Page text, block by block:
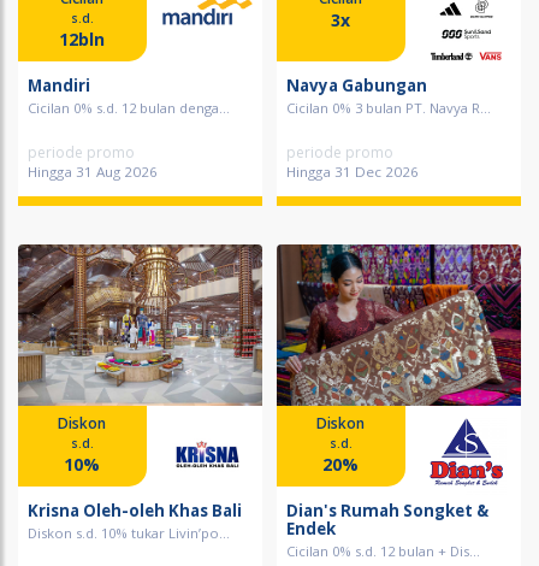
s.d.
12bln
Mandiri
Cicilan 0% s.d. 12 bulan denga...
periode promo
Hingga 31 Aug 2026
3x
Navya Gabungan
Cicilan 0% 3 bulan PT. Navya R...
periode promo
Hingga 31 Dec 2026
Diskon
s.d.
10%
Krisna Oleh-oleh Khas Bali
Diskon s.d. 10% tukar Livin’po...
Diskon
s.d.
20%
Dian's Rumah Songket &
Endek
Cicilan 0% s.d. 12 bulan + Dis...